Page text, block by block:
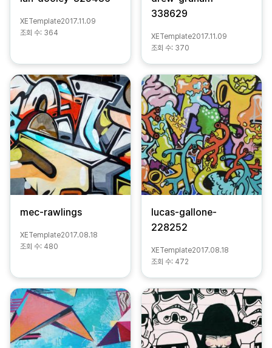
XETemplate2017.11.09
조회 수: 364
338629
XETemplate2017.11.09
조회 수: 370
mec-rawlings
XETemplate2017.08.18
조회 수: 480
lucas-gallone-
228252
XETemplate2017.08.18
조회 수: 472